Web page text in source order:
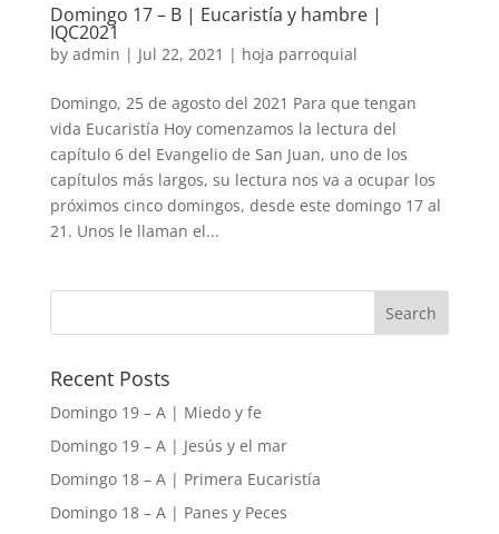
Domingo 17 – B | Eucaristía y hambre |
IQC2021
by admin | Jul 22, 2021 | hoja parroquial
Domingo, 25 de agosto del 2021 Para que tengan
vida Eucaristía Hoy comenzamos la lectura del
capítulo 6 del Evangelio de San Juan, uno de los
capítulos más largos, su lectura nos va a ocupar los
próximos cinco domingos, desde este domingo 17 al
21. Unos le llaman el...
Recent Posts
Domingo 19 – A | Miedo y fe
Domingo 19 – A | Jesús y el mar
Domingo 18 – A | Primera Eucaristía
Domingo 18 – A | Panes y Peces